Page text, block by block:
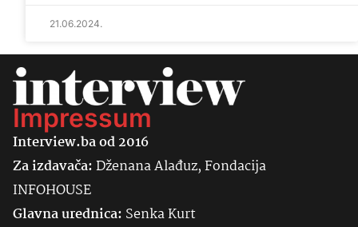
21.06.2024.
Impressum
Interview.ba od 2016
Za izdavača:Dženana Alađuz, Fondacija
INFOHOUSE
Glavna urednica: SenkaKurt